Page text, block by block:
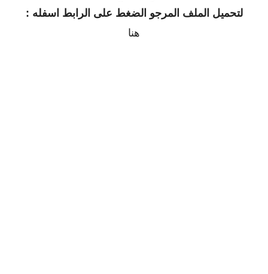
لتحميل الملف المرجو الضغط على الرابط اسفله :
هنا